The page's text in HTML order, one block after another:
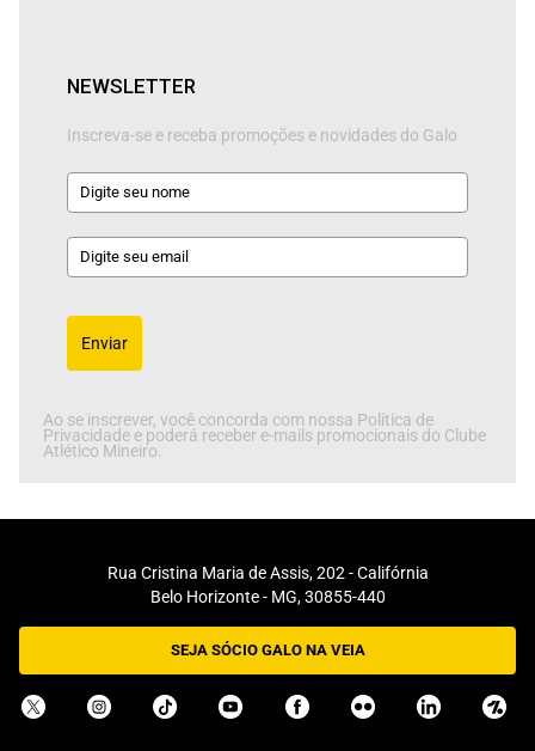
NEWSLETTER
Inscreva-se e receba promoções e novidades do Galo
Enviar
Ao se inscrever, você concorda com nossa Política de
Privacidade e poderá receber e-mails promocionais do Clube
Atlético Mineiro.
Rua Cristina Maria de Assis, 202 - Califórnia
Belo Horizonte - MG, 30855-440
SEJA SÓCIO GALO NA VEIA